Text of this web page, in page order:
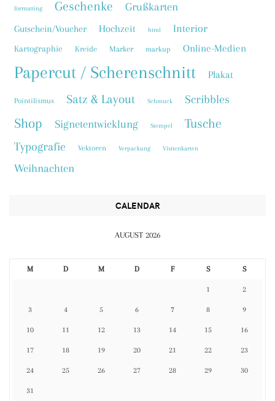
formatting Geschenke Grußkarten
Gutschein/Voucher Hochzeit html Interior
Kartographie Kreide Marker markup Online-Medien
Papercut / Scherenschnitt Plakat
Pointilismus Satz & Layout Schmuck Scribbles
Shop Signetentwicklung Stempel Tusche
Typografie Vektoren Verpackung Visitenkarten
Weihnachten
CALENDAR
AUGUST 2026
M D M D F S S
1 2
3 4 5 6 7 8 9
10 11 12 13 14 15 16
17 18 19 20 21 22 23
24 25 26 27 28 29 30
31